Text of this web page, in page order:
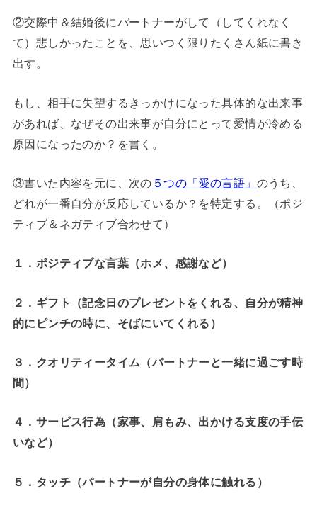
②交際中＆結婚後にパートナーがして（してくれなく
て）悲しかったことを、思いつく限りたくさん紙に書き
出す。
もし、相手に失望するきっかけになった具体的な出来事
があれば、なぜその出来事が自分にとって愛情が冷める
原因になったのか？を書く。
③書いた内容を元に、次の ５つの「愛の言語」 のうち、
どれが一番自分が反応しているか？を特定する。（ポジ
ティブ＆ネガティブ合わせて）
１．ポジティブな言葉（ホメ、感謝など）
２．ギフト（記念日のプレゼントをくれる、自分が精神
的にピンチの時に、そばにいてくれる）
３．クオリティータイム（パートナーと一緒に過ごす時
間）
４．サービス行為（家事、肩もみ、出かける支度の手伝
いなど）
５．タッチ（パートナーが自分の身体に触れる）